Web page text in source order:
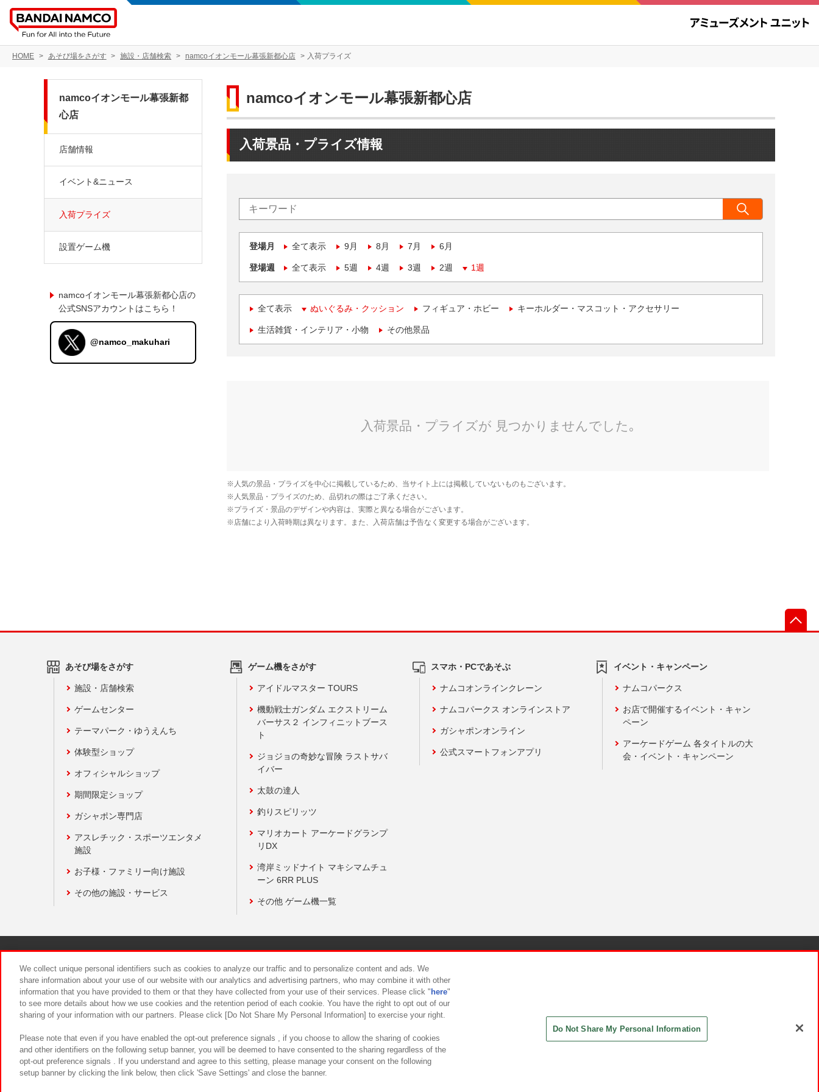
HOME あそび場をさがす 施設・店舗検索 namcoイオンモール幕張新都心店 入荷プライズ
namcoイオンモール幕張新都心店
入荷景品・プライズ情報
登場月 全て表示 9月 8月 7月 6月
登場週 全て表示 5週 4週 3週 2週 1週
全て表示 ぬいぐるみ・クッション フィギュア・ホビー キーホルダー・マスコット・アクセサリー
生活雑貨・インテリア・小物 その他景品
namcoイオンモール幕張新都
心店
店舗情報
イベント&ニュース
入荷プライズ
設置ゲーム機
namcoイオンモール幕張新都心店の
公式SNSアカウントはこちら！
@namco_makuhari
あそび場をさがす
施設・店舗検索
ゲームセンター
テーマパーク・ゆうえんち
体験型ショップ
オフィシャルショップ
期間限定ショップ
ガシャポン専門店
アスレチック・スポーツエンタメ
施設
お子様・ファミリー向け施設
その他の施設・サービス
ゲーム機をさがす
アイドルマスター TOURS
機動戦士ガンダム エクストリーム
バーサス２ インフィニットブース
ト
ジョジョの奇妙な冒険 ラストサバ
イバー
太鼓の達人
釣りスピリッツ
マリオカート アーケードグランプ
リDX
湾岸ミッドナイト マキシマムチュ
ーン 6RR PLUS
その他 ゲーム機一覧
スマホ・PCであそぶ
ナムコオンラインクレーン
ナムコパークス オンラインストア
ガシャポンオンライン
公式スマートフォンアプリ
イベント・キャンペーン
ナムコパークス
お店で開催するイベント・キャン
ペーン
アーケードゲーム 各タイトルの大
会・イベント・キャンペーン
食品のご提供について カスタマーハラスメント対応方針
We collect unique personal identifiers such as cookies to analyze our traffic and to personalize content and ads. We
share information about your use of our website with our analytics and advertising partners, who may combine it with other
information that you have provided to them or that they have collected from your use of their services. Please click " here"
to see more details about how we use cookies and the retention period of each cookie. You have the right to opt out of our
sharing of your information with our partners. Please click [Do Not Share My Personal Information] to exercise your right.
Please note that even if you have enabled the opt-out preference signals , if you choose to allow the sharing of cookies
and other identifiers on the following setup banner, you will be deemed to have consented to the sharing regardless of the
opt-out preference signals . If you understand and agree to this setting, please manage your consent on the following
setup banner by clicking the link below, then click 'Save Settings' and close the banner.
Do Not Share My Personal Information